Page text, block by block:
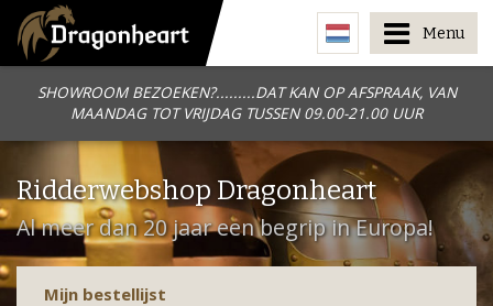
SHOWROOM BEZOEKEN?.........DAT KAN OP AFSPRAAK, VAN
MAANDAG TOT VRIJDAG TUSSEN 09.00-21.00 UUR
Menu
Ridderwebshop Dragonheart
Al meer dan 20 jaar een begrip in Europa!
Mijn bestellijst